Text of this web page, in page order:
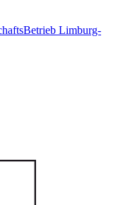
Limburg-